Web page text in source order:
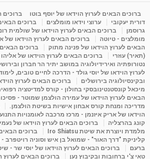
מדיטציה בדמיון מודרך - היכרות עם האני הפנימי
מאת admin 11 שנים 3,644 צפיות
פנינה מתוק - מרכז "נתיב הלב" בהרצליה-
מדיטציה-התחדשות
Shahar-vod
ברוכים הבאים לערוץ הוידאו של יוסף בוטו
ברוכים
דורית יעקובי
ערוצי וידאו מומלצים
ברוכים
גרוסמן
ברוכים הבאים לערוץ הוידאו של שולמית
מומלצים - טיוטה
ברוכים הבאים לערוץ הוידאו
הבאים לערוץ הוידאו של פנינה מתוק
ברוכים
(תאיר) עוזרי
ברוכים הבאים לערוץ הוידאו של
נטורופתיה ואירידיולוגיה במושב יתיר הר חברון
לערוץ הוידאו של יוסי גולד - הדרכה לחיים טובים,
ובקינסיולוגיה בירושלים
ברוכים הבאים לערוץ
מיכאל קונסטנטינובסקי בחולון - קורס למדיטציה
הבאים לערוץ הוידאו של עמירה הולצמן שמוטר -
מדריכה ומנחת קורס אבחון אישיות בשיטת הולצמן.
הוידאו של אריק איזנמן - מרכז מרכבה לאומנויות
קונג בהרצליה
ברוכים הבאים לערוץ הוידאו של
מלמדת ויוצרת את שיטת Iro Shiatsu
ברוכים
קליניקת "דרך האור" - שמואל בן איש וסוניה
ברעם
ברוכים הבאים לערוץ הוידאו של יוסי שר -
טאי צ'י ברחובות ובקיבוץ נען
ברוכים הבאים לערוץ